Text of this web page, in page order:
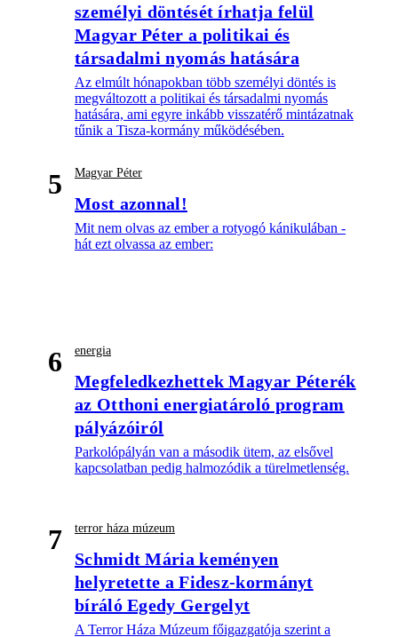
személyi döntését írhatja felül
Magyar Péter a politikai és
társadalmi nyomás hatására
Az elmúlt hónapokban több személyi döntés is
megváltozott a politikai és társadalmi nyomás
hatására, ami egyre inkább visszatérő mintázatnak
tűnik a Tisza-kormány működésében.
5 Magyar Péter
Most azonnal!
Mit nem olvas az ember a rotyogó kánikulában -
hát ezt olvassa az ember:
6 energia
Megfeledkezhettek Magyar Péterék
az Otthoni energiatároló program
pályázóiról
Parkolópályán van a második ütem, az elsővel
kapcsolatban pedig halmozódik a türelmetlenség.
7 terror háza múzeum
Schmidt Mária keményen
helyretette a Fidesz-kormányt
bíráló Egedy Gergelyt
A Terror Háza Múzeum főigazgatója szerint a